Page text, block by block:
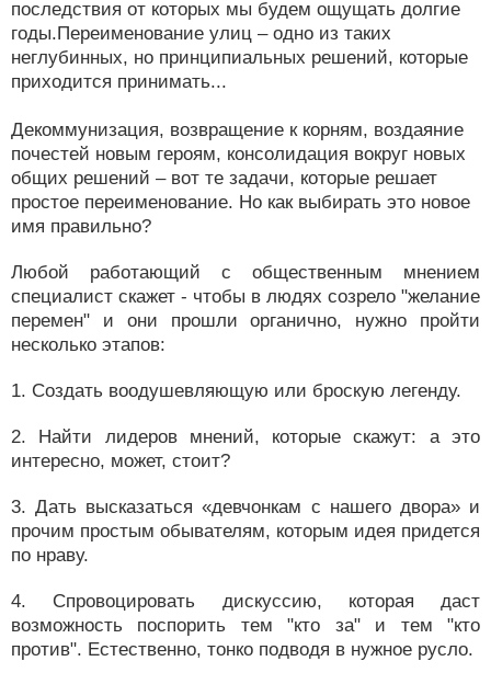
последствия от которых мы будем ощущать долгие
годы.Переименование улиц – одно из таких
неглубинных, но принципиальных решений, которые
приходится принимать...
Декоммунизация, возвращение к корням, воздаяние
почестей новым героям, консолидация вокруг новых
общих решений – вот те задачи, которые решает
простое переименование. Но как выбирать это новое
имя правильно?
Любой работающий с общественным мнением
специалист скажет - чтобы в людях созрело "желание
перемен" и они прошли органично, нужно пройти
несколько этапов:
1. Создать воодушевляющую или броскую легенду.
2. Найти лидеров мнений, которые скажут: а это
интересно, может, стоит?
3. Дать высказаться «девчонкам с нашего двора» и
прочим простым обывателям, которым идея придется
по нраву.
4. Спровоцировать дискуссию, которая даст
возможность поспорить тем "кто за" и тем "кто
против". Естественно, тонко подводя в нужное русло.